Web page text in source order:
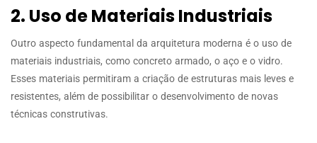
2. Uso de Materiais Industriais
Outro aspecto fundamental da arquitetura moderna é o uso de
materiais industriais, como concreto armado, o aço e o vidro.
Esses materiais permitiram a criação de estruturas mais leves e
resistentes, além de possibilitar o desenvolvimento de novas
técnicas construtivas.